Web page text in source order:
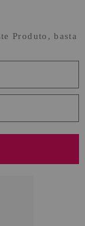
Produto, basta